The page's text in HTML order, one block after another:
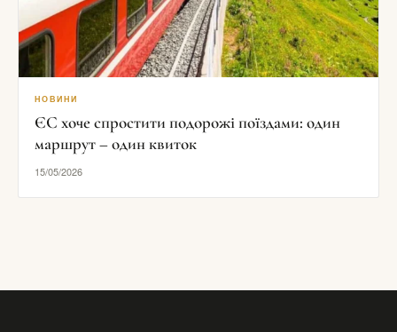
НОВИНИ
ЄС хоче спростити подорожі поїздами: один
маршрут – один квиток
15/05/2026